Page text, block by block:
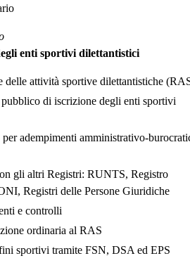
enti sportivi dilettantistici
delle attività sportive dilettantistiche
di iscrizione degli enti sportivi
adempimenti amministrativo-
gli altri Registri: RUNTS, Registro
Registri delle Persone Giuridiche
e controlli
ordinaria al RAS
sportivi tramite FSN, DSA ed EPS